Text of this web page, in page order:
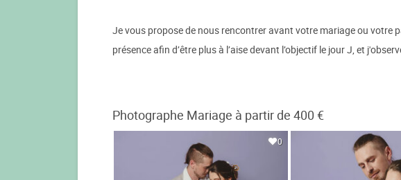
Je vous propose de nous rencontrer avant votre mariage ou votre
présence afin d’être plus à l’aise devant l’objectif le jour J, et
Photographe Mariage à partir de 400 €
0